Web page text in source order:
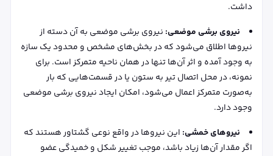
داشت.
نیروی برشی موضعی: نیروی برشی موضعی به آن دسته از
نیروها اطلاق می‌شود که در بخش‌های مشخص و محدود یک سازه
به وجود آمده و اثر آن‌ها تنها در همان ناحیه متمرکز است. برای
نمونه، در محل اتصال تیر به ستون یا در قسمت‌هایی که بار
به‌صورت متمرکز اعمال می‌شود، امکان ایجاد نیروی برشی موضعی
وجود دارد.
نیروهای خمشی: این نیروها در واقع نوعی گشتاور هستند که
اگر مقدار آن‌ها زیاد باشد، موجب تغییر شکل و خمیدگی عضو